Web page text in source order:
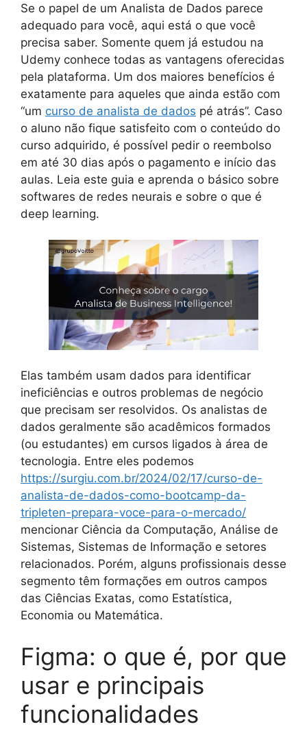
Se o papel de um Analista de Dados parece
adequado para você, aqui está o que você
precisa saber. Somente quem já estudou na
Udemy conhece todas as vantagens oferecidas
pela plataforma. Um dos maiores benefícios é
exatamente para aqueles que ainda estão com
“um curso de analista de dados pé atrás”. Caso
o aluno não fique satisfeito com o conteúdo do
curso adquirido, é possível pedir o reembolso
em até 30 dias após o pagamento e início das
aulas. Leia este guia e aprenda o básico sobre
softwares de redes neurais e sobre o que é
deep learning.
Elas também usam dados para identificar
ineficiências e outros problemas de negócio
que precisam ser resolvidos. Os analistas de
dados geralmente são acadêmicos formados
(ou estudantes) em cursos ligados à área de
tecnologia. Entre eles podemos
https://surgiu.com.br/2024/02/17/curso-de-
analista-de-dados-como-bootcamp-da-
tripleten-prepara-voce-para-o-mercado/
mencionar Ciência da Computação, Análise de
Sistemas, Sistemas de Informação e setores
relacionados. Porém, alguns profissionais desse
segmento têm formações em outros campos
das Ciências Exatas, como Estatística,
Economia ou Matemática.
Figma: o que é, por que
usar e principais
funcionalidades